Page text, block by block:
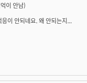
이 안남)
이 안되네요. 왜 안되는지...